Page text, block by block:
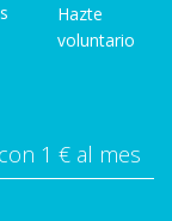
Hazte
voluntario
1 € al mes